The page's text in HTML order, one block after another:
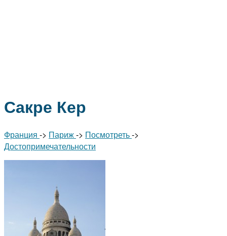
Сакре Кер
Франция -> Париж-> Посмотреть->
Достопримечательности